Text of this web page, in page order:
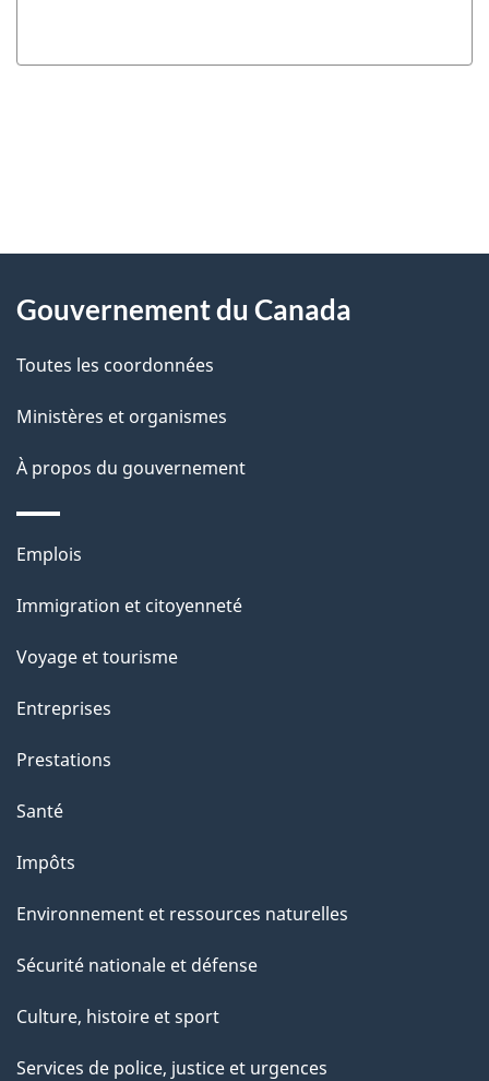
D
t
a
l
s
l
a
a
g
"
propos
ce
site
Gouvernement du Canada
Toutes les coordonnées
Ministères et organismes
À propos du gouvernement
Thèmes
sujets
Emplois
Immigration et citoyenneté
Voyage et tourisme
Entreprises
Prestations
Santé
Impôts
Environnement et ressources naturelles
Sécurité nationale et défense
Culture, histoire et sport
Services de police, justice et urgences